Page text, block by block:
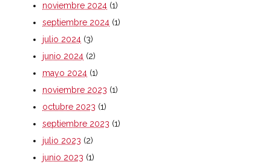
noviembre 2024 (1)
septiembre 2024 (1)
julio 2024 (3)
junio 2024 (2)
mayo 2024 (1)
noviembre 2023 (1)
octubre 2023 (1)
septiembre 2023 (1)
julio 2023 (2)
junio 2023 (1)